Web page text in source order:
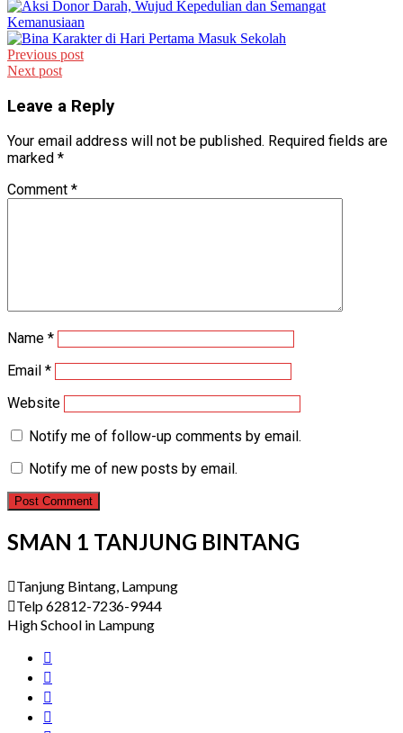
Post
navigation
Previous post
Next post
Leave a Reply
Your email address will not be published. Required fields are
marked *
Comment *
Name *
Email *
Website
Notify me of follow-up comments by email.
Notify me of new posts by email.
SMAN 1 TANJUNG BINTANG
Tanjung Bintang, Lampung
Telp 62812-7236-9944
High School in Lampung